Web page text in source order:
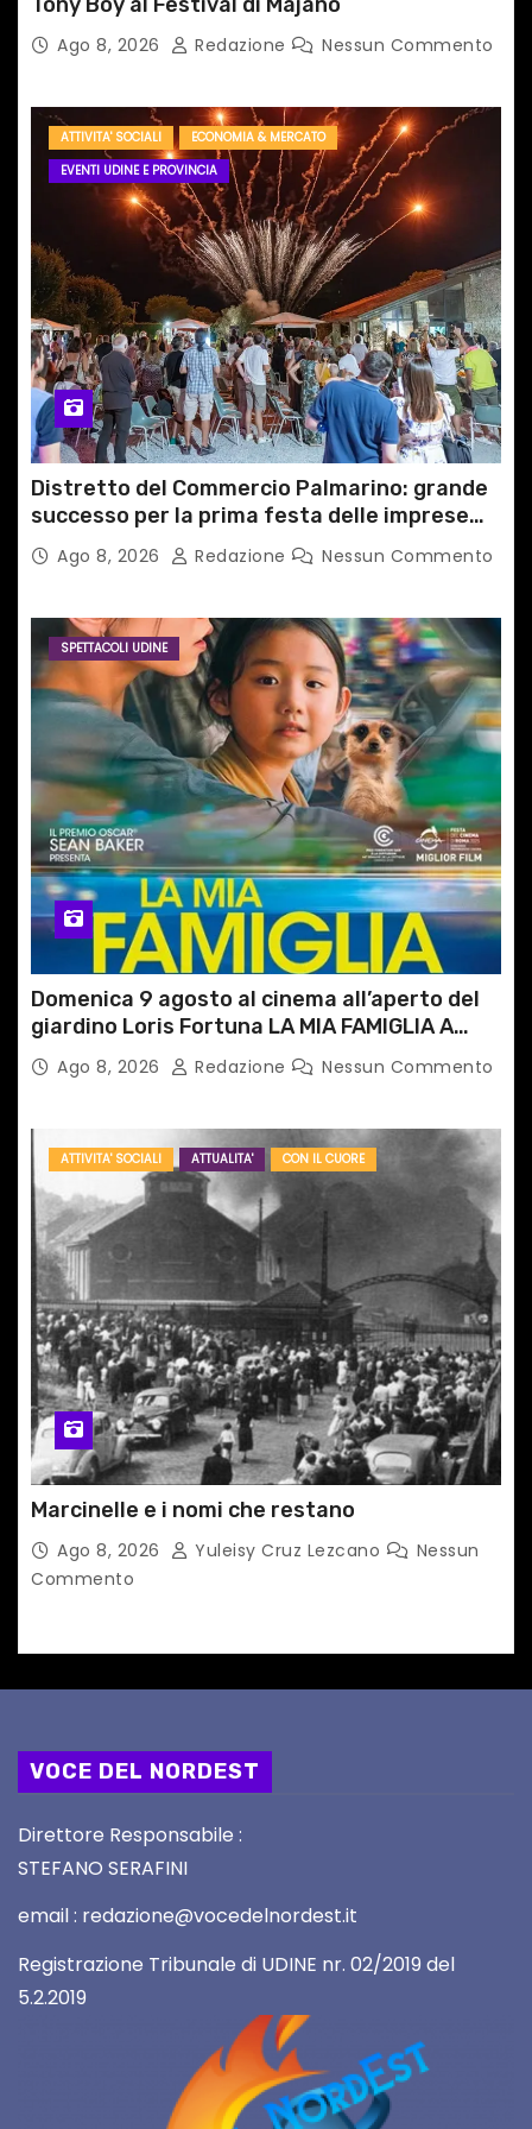
Ago 8, 2026 Redazione Nessun Commento
ATTIVITA' SOCIALI
ECONOMIA & MERCATO
EVENTI UDINE E PROVINCIA
Distretto del Commercio Palmarino: grande
successo per la prima festa delle imprese
del territorio
Ago 8, 2026 Redazione Nessun Commento
SPETTACOLI UDINE
Domenica 9 agosto al cinema all’aperto del
giardino Loris Fortuna LA MIA FAMIGLIA A
TAIPEIAgo 8, 2026 Redazione Nessun Commento
ATTIVITA' SOCIALI ATTUALITA' CON IL CUORE
Marcinelle e i nomi che restano
Ago 8, 2026 Yuleisy Cruz Lezcano
Nessun
Commento
VOCE DEL NORDEST
Direttore Responsabile :
STEFANO SERAFINI
email : redazione@vocedelnordest.it
Registrazione Tribunale di UDINE nr. 02/2019 del
5.2.2019